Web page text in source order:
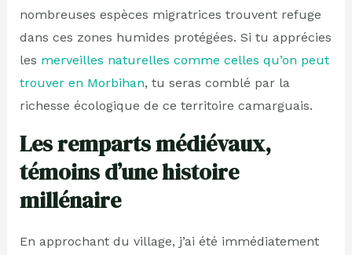
nombreuses espèces migratrices trouvent refuge
dans ces zones humides protégées. Si tu apprécies
les merveilles naturelles comme celles qu’on peut
trouver en Morbihan, tu seras comblé par la
richesse écologique de ce territoire camarguais.
Les remparts médiévaux,
témoins d’une histoire
millénaire
En approchant du village, j’ai été immédiatement